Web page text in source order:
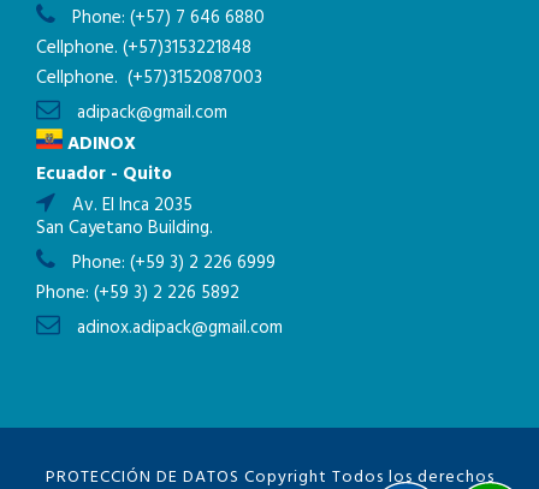
Phone: (+57) 7 646 6880
Cellphone. (+57)3153221848
Cellphone. (+57)3152087003
adipack@gmail.com
ADINOX
Ecuador - Quito
Av. El Inca 2035
San Cayetano Building.
Phone: (+59 3) 2 226 6999
Phone: (+59 3) 2 226 5892
adinox.adipack@gmail.com
PROTECCIÓN DE DATOS Copyright Todos los derechos